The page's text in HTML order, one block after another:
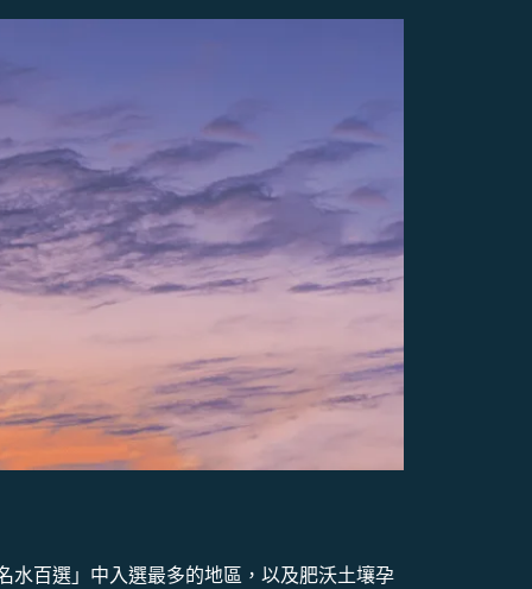
水百選」中入選最多的地區，以及肥沃土壤孕